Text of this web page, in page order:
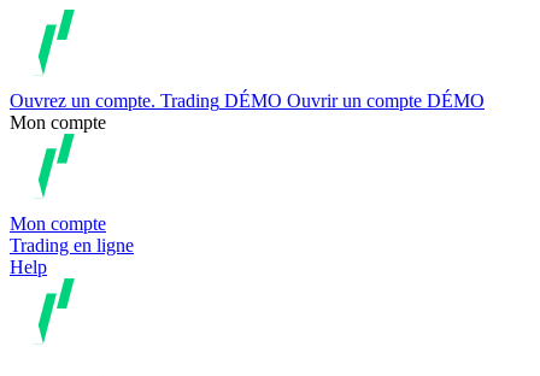
Ouvrez un compte. Trading DÉMO Ouvrir un compte DÉMO
Mon compte
Mon compte
Trading en ligne
Help